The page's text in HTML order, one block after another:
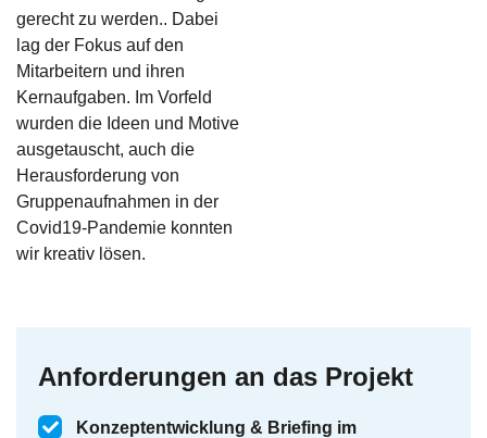
gerecht zu werden.. Dabei
lag der Fokus auf den
Mitarbeitern und ihren
Kernaufgaben. Im Vorfeld
wurden die Ideen und Motive
ausgetauscht, auch die
Herausforderung von
Gruppenaufnahmen in der
Covid19-Pandemie konnten
wir kreativ lösen.
Anforderungen an das Projekt
Konzeptentwicklung & Briefing im